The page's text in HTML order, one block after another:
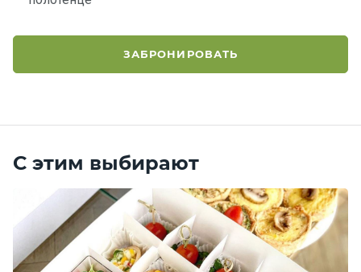
ЗАБРОНИРОВАТЬ
С этим выбирают